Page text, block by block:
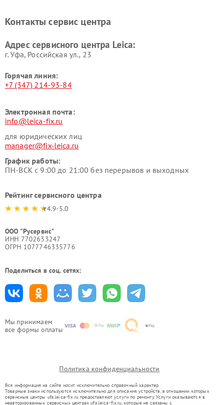
Мы принимаем
все формы оплаты
Контакты сервис центра
Адрес сервисного центра Leica:
г. Уфа, Российская ул., 23
Горячая линия:
+7 (347) 214-93-84
Электронная почта:
info@leica-fix.ru
для юридических лиц
manager@fix-leica.ru
График работы:
ПН-ВСК с 9:00 до 21:00 без перерывов и выходных
Рейтинг сервисного центра
4.9-5.0
ООО "Русервис"
ИНН 7702633247
ОГРН 1077746335776
Поделиться в соц. сетях:
Политика конфиденциальности
Вся информация на сайте носит исключительно справочный характер.
Товарные знаки используются исключительно для описания устройств, в отношении которых
сервисные центры ufa.leica-fix.ru предоставляют услуги по ремонту. Услуги оказываются в
неавторизованных сервисных центрах ufa.leica-fix.ru, которые не связаны с